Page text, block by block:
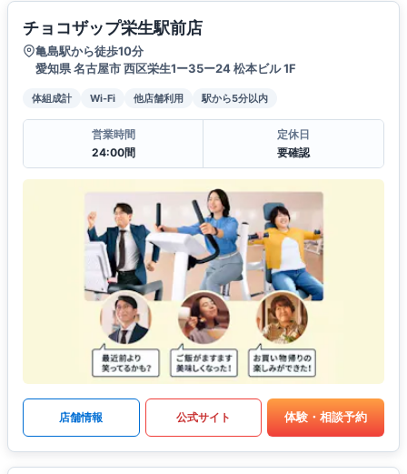
チョコザップ栄生駅前店
亀島駅から徒歩10分
愛知県 名古屋市 西区栄生1ー35ー24 松本ビル 1F
体組成計 Wi-Fi 他店舗利用 駅から5分以内
営業時間
24:00間
定休日
要確認
店舗情報 公式サイト 体験・相談予約